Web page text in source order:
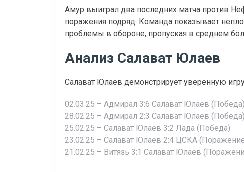
Амур выиграл два последних матча против
поражения подряд. Команда показывает
проблемы в обороне, пропуская в среднем
Анализ Салават Юлаев
Салават Юлаев демонстрирует уверенную
02.03.25 – Адмирал 3:6 Салават Юлаев (Победа)
28.02.25 – Адмирал 2:3 Салават Юлаев (Победа)
25.02.25 – Салават Юлаев 3:2 Лада (Победа)
23.02.25 – Салават Юлаев 2:4 ЦСКА
21.02.25 – Витязь 3:1 Салават Юлаев